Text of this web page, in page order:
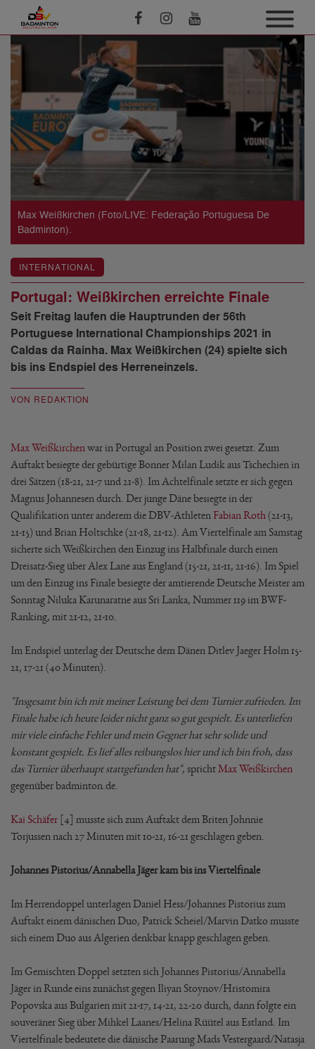
Max Weißkirchen (Foto/LIVE: Federação Portuguesa De
Badminton).
INTERNATIONAL
Portugal: Weißkirchen erreichte Finale
Seit Freitag laufen die Hauptrunden der 56th
Portuguese International Championships 2021 in
Caldas da Rainha. Max Weißkirchen (24) spielte sich
bis ins Endspiel des Herreneinzels.
VON REDAKTION
Max Weißkirchen war in Portugal an Position zwei gesetzt. Zum
Auftakt besiegte der gebürtige Bonner Milan Ludik aus Tschechien in
drei Sätzen (18-21, 21-7 und 21-8). Im Achtelfinale setzte er sich gegen
Magnus Johannesen durch. Der junge Däne besiegte in der
Qualifikation unter anderem die DBV-Athleten Fabian Roth (21-13,
21-15) und Brian Holtschke (21-18, 21-12). Am Viertelfinale am Samstag
sicherte sich Weißkirchen den Einzug ins Halbfinale durch einen
Dreisatz-Sieg über Alex Lane aus England (15-21, 21-11, 21-16). Im Spiel
um den Einzug ins Finale besiegte der amtierende Deutsche Meister am
Sonntag Niluka Karunaratne aus Sri Lanka, Nummer 119 im BWF-
Ranking, mit 21-12, 21-10.
Im Endspiel unterlag der Deutsche dem Dänen Ditlev Jaeger Holm 15-
21, 17-21 (40 Minuten).
"Insgesamt bin ich mit meiner Leistung bei dem Turnier zufrieden. Im
Finale habe ich heute leider nicht ganz so gut gespielt. Es unterliefen
mir viele einfache Fehler und mein Gegner hat sehr solide und
konstant gespielt. Es lief alles reibungslos hier und ich bin froh, dass
das Turnier überhaupt stattgefunden hat", sprichtMax Weißkirchen
gegenüber badminton.de.
Kai Schäfer [4] musste sich zum Auftakt dem Briten Johnnie
Torjussen nach 27 Minuten mit 10-21, 16-21 geschlagen geben.
Johannes Pistorius/Annabella Jäger kam bis ins Viertelfinale
Im Herrendoppel unterlagen Daniel Hess/Johannes Pistorius zum
Auftakt einem dänischen Duo, Patrick Scheiel/Marvin Datko musste
sich einem Duo aus Algerien denkbar knapp geschlagen geben.
Im Gemischten Doppel setzten sich Johannes Pistorius/Annabella
Jäger in Runde eins zunächst gegen Iliyan Stoynov/Hristomira
Popovska aus Bulgarien mit 21-17, 14-21, 22-20 durch, dann folgte ein
souveräner Sieg über Mihkel Laanes/Helina Rüütel aus Estland. Im
Viertelfinale bedeutete die dänische Paarung Mads Vestergaard/Natasja